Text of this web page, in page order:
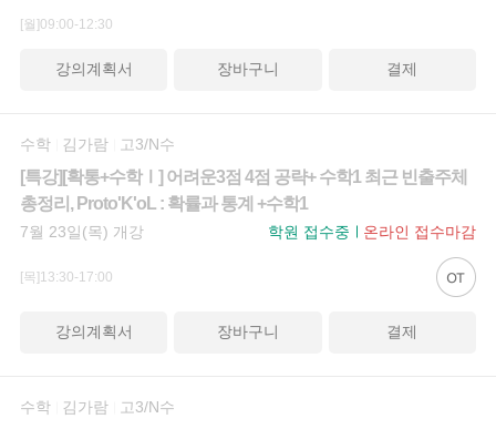
[월]09:00-12:30
강의계획서 장바구니 결제
수학 김가람 고3/N수
[특강][확통+수학Ⅰ] 어려운3점 4점 공략+ 수학1 최근 빈출주체
총정리, Proto'K'oL : 확률과 통계 +수학1
7월 23일(목) 개강 학원 접수중 온라인 접수마감
[목]13:30-17:00
강의계획서 장바구니 결제
수학 김가람 고3/N수